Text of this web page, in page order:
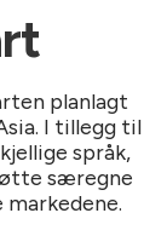
planlagt
I tillegg til
språk,
særegne